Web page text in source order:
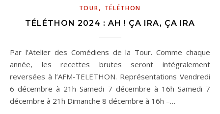
TOUR, TÉLÉTHON
TÉLÉTHON 2024 : AH ! ÇA IRA, ÇA IRA
Par l’Atelier des Comédiens de la Tour. Comme chaque
année, les recettes brutes seront intégralement
reversées à l’AFM-TELETHON. Représentations Vendredi
6 décembre à 21h Samedi 7 décembre à 16h Samedi 7
décembre à 21h Dimanche 8 décembre à 16h –…